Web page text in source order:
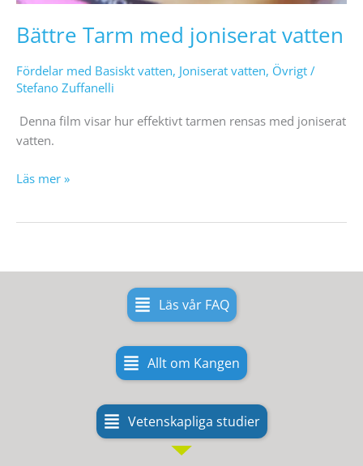
Bättre Tarm med joniserat vatten
Fördelar med Basiskt vatten, Joniserat vatten, Övrigt /
Stefano Zuffanelli
Denna film visar hur effektivt tarmen rensas med joniserat
vatten.
Läs mer »
Läs vår FAQ
Allt om Kangen
Vetenskapliga studier